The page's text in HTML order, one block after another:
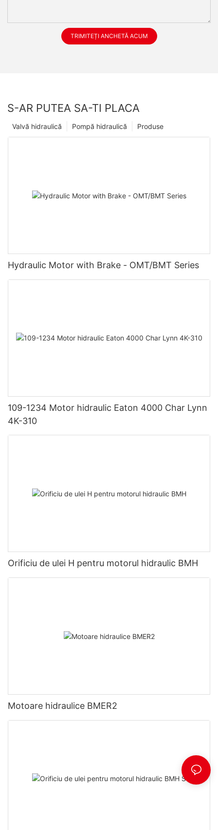
TRIMITEȚI ANCHETĂ ACUM
S-AR PUTEA SA-TI PLACA
Produse
Pompă hidraulică
Valvă hidraulică
Hydraulic Motor with Brake - OMT/BMT Series
109-1234 Motor hidraulic Eaton 4000 Char Lynn
4K-310
Orificiu de ulei H pentru motorul hidraulic BMH
Motoare hidraulice BMER2